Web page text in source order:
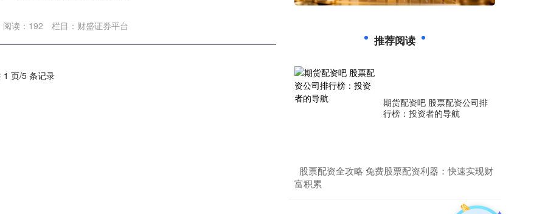
阅读： 192 栏目： 财盛证券平台
1 页/5 条记录
推荐阅读
期货配资吧 股票配资公司排
行榜：投资者的导航
​股票配资全攻略 免费股票配资利器：快速实现财
富积累